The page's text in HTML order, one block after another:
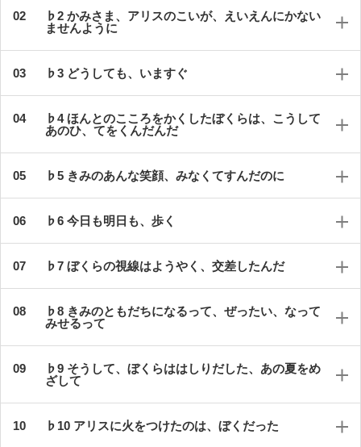
♭2 かみさま、アリスのこいが、えいえんにかない
ませんように
♭3 どうしても、いますぐ
♭4 ほんとのこころをかくしたぼくらは、こうして
あのひ、てをくんだんだ
♭5 きみのあんな笑顔、みなくてすんだのに
♭6 今日も明日も、歩く
♭7 ぼくらの視線はようやく、交差したんだ
♭8 きみのともだちになるって、ぜったい、なって
みせるって
♭9 そうして、ぼくらははしりだした、あの夏をめ
ざして
♭10 アリスに火をつけたのは、ぼくだった